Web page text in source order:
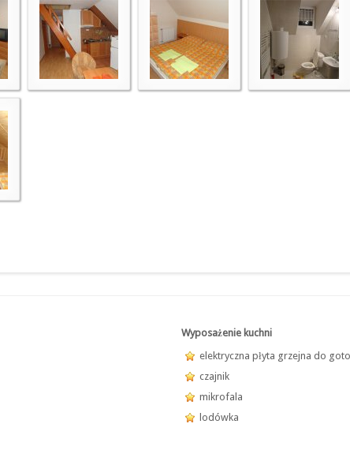
Wyposażenie kuchni
elektryczna płyta grzejna do
czajnik
mikrofala
lodówka